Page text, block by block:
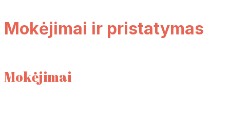
Mokėjimai ir pristatymas
Mokėjimai